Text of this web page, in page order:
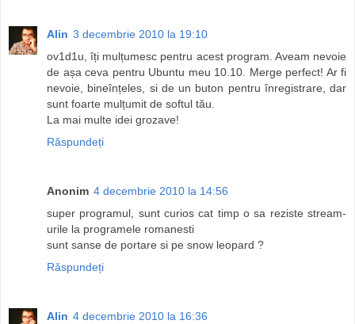
Alin 3 decembrie 2010 la 19:10
ov1d1u, îți mulțumesc pentru acest program. Aveam nevoie
de așa ceva pentru Ubuntu meu 10.10. Merge perfect! Ar fi
nevoie, bineînțeles, si de un buton pentru înregistrare, dar
sunt foarte mulțumit de softul tău.
La mai multe idei grozave!
Răspundeți
Anonim 4 decembrie 2010 la 14:56
super programul, sunt curios cat timp o sa reziste stream-
urile la programele romanesti
sunt sanse de portare si pe snow leopard ?
Răspundeți
Alin 4 decembrie 2010 la 16:36